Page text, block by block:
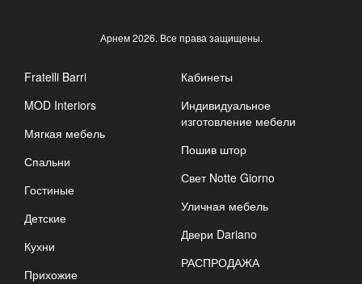
Арнем2026. Все права защищены.
Fratelli Barri
MOD Interiors
Мягкая мебель
Спальни
Гостиные
Детские
Кухни
Прихожие
Кабинеты
Индивидуальное
изготовление мебели
Пошив штор
Свет Notte Giorno
Уличная мебель
Двери Dariano
РАСПРОДАЖА